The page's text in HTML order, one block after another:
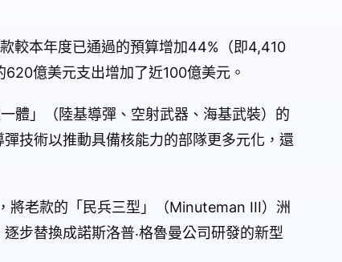
較本年度已通過的預算增加44%（即4,410
億美元支出增加了近100億美元。
體」（陸基導彈、空射武器、海基武裝）的
技術以推動具備核能力的部隊更多元化，還
將老款的「民兵三型」（Minuteman III）洲
步替換成諾斯洛普‧格魯曼公司研發的新型